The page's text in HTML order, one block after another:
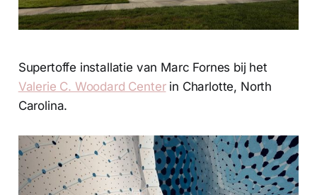
Supertoffe installatie van Marc Fornes bij het
Valerie C. Woodard Centerin Charlotte, North
Carolina.